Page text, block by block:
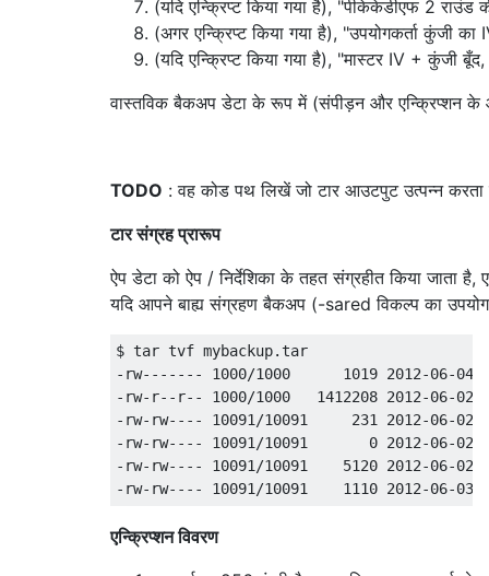
(यदि एन्क्रिप्ट किया गया है), "पीकेकेडीएफ 2
(अगर एन्क्रिप्ट किया गया है), "उपयोगकर्ता कुंजी
(यदि एन्क्रिप्ट किया गया है), "मास्टर IV + कुंजी
वास्तविक बैकअप डेटा के रूप में (संपीड़न और एन्क्रिप्शन के
TODO : वह कोड पथ लिखें जो टार आउटपुट उत्पन्न
टार संग्रह प्रारूप
ऐप डेटा को ऐप / निर्देशिका के तहत संग्रहीत किया जाता
यदि आपने बाह्य संग्रहण बैकअप (-sared विकल्प का उपयोग
$ tar tvf mybackup.tar
-rw------- 1000/1000      1019 2012-06-04
-rw-r--r-- 1000/1000   1412208 2012-06-02
-rw-rw---- 10091/10091     231 2012-06-02
-rw-rw---- 10091/10091       0 2012-06-02
-rw-rw---- 10091/10091    5120 2012-06-02
एन्क्रिप्शन विवरण